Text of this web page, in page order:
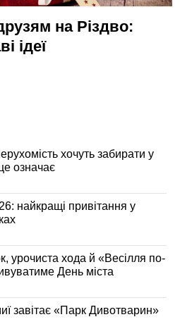
на Різдво:
ідеї
хочуть забирати у
означає
найкращі привітання у
урочиста хода й «Весілля по-
День міста
завітає «Парк Дивотварин»